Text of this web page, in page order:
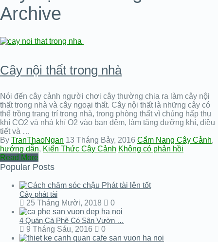
Archive
Cây nội thất trong nhà
Nói đến cây cảnh người chơi cây thường chia ra làm cây nội
thất trong nhà và cây ngoại thất. Cây nội thất là những cây có
thể trồng trang trí trong nhà, trong phòng thất vì chúng hấp thụ
khí CO2 và nhả khí O2 vào ban đêm, làm tăng dưỡng khí, điều
tiết và …
By TranThaoNgan 13 Tháng Bảy, 2016 Cẩm Nang Cây Cảnh,
hướng dẫn, Kiến Thức Cây Cảnh Không có phản hồi
Read More
Popular Posts
Cây phát tài
25 Tháng Mười, 2018
0
4 Quán Cà Phê Có Sân Vườn …
9 Tháng Sáu, 2016
0